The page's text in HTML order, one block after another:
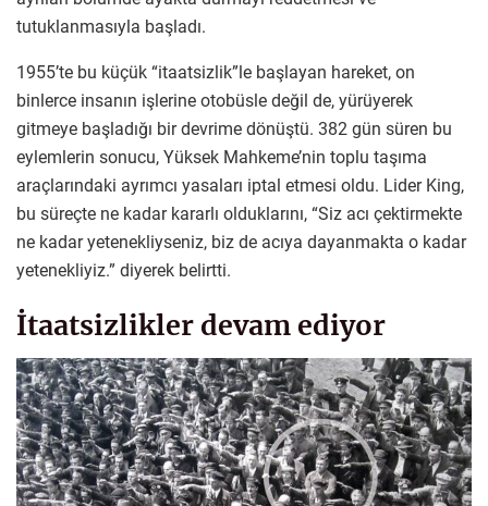
tutuklanmasıyla başladı.
1955’te bu küçük “itaatsizlik”le başlayan hareket, on
binlerce insanın işlerine otobüsle değil de, yürüyerek
gitmeye başladığı bir devrime dönüştü. 382 gün süren bu
eylemlerin sonucu, Yüksek Mahkeme’nin toplu taşıma
araçlarındaki ayrımcı yasaları iptal etmesi oldu. Lider King,
bu süreçte ne kadar kararlı olduklarını, “Siz acı çektirmekte
ne kadar yetenekliyseniz, biz de acıya dayanmakta o kadar
yetenekliyiz.” diyerek belirtti.
İtaatsizlikler devam ediyor